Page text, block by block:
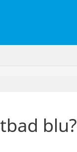
blu?